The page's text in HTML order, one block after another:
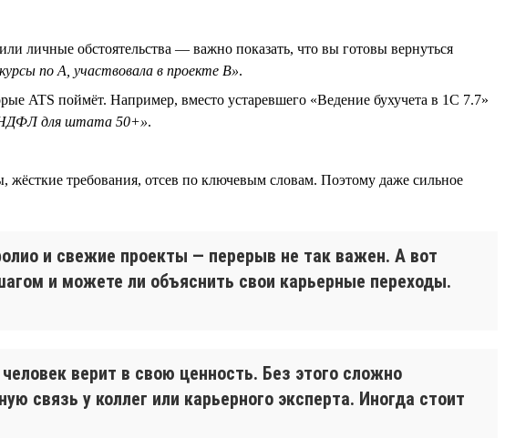
личные обстоятельства — важно показать, что вы готовы вернуться
по A, участвовала в проекте B».
ATS поймёт. Например, вместо устаревшего «Ведение бухучета в 1С 7.7»
НДФЛ для штата 50+».
жёсткие требования, отсев по ключевым словам. Поэтому даже сильное
и свежие проекты — перерыв не так важен. А вот
и можете ли объяснить свои карьерные переходы.
верит в свою ценность. Без этого сложно
связь у коллег или карьерного эксперта. Иногда стоит